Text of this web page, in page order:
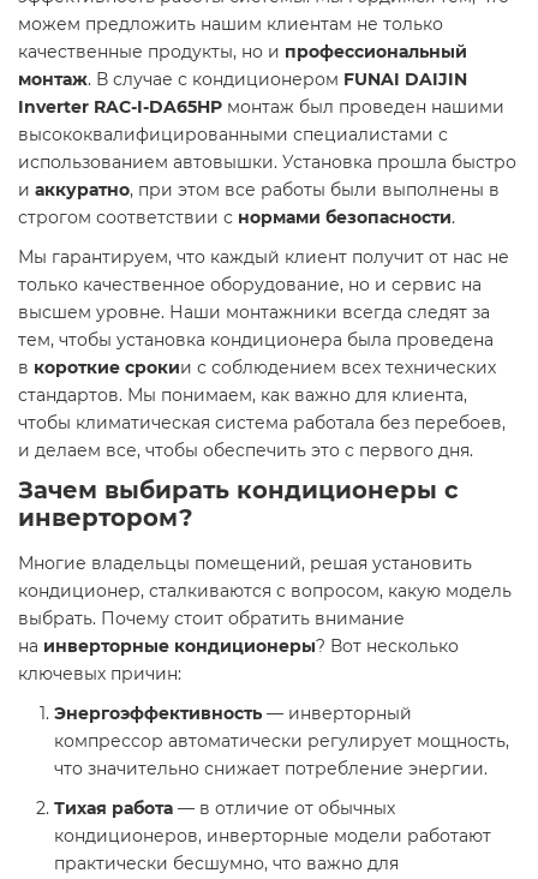
можем предложить нашим клиентам не только
качественные продукты, но и профессиональный
монтаж. В случае с кондиционером FUNAI DAIJIN
Inverter RAC-I-DA65HP монтаж был проведен нашими
высококвалифицированными специалистами с
использованием автовышки. Установка прошла быстро
и аккуратно, при этом все работы были выполнены в
строгом соответствии с нормами безопасности.
Мы гарантируем, что каждый клиент получит от нас не
только качественное оборудование, но и сервис на
высшем уровне. Наши монтажники всегда следят за
тем, чтобы установка кондиционера была проведена
в короткие срокии с соблюдением всех технических
стандартов. Мы понимаем, как важно для клиента,
чтобы климатическая система работала без перебоев,
и делаем все, чтобы обеспечить это с первого дня.
Зачем выбирать кондиционеры с
инвертором?
Многие владельцы помещений, решая установить
кондиционер, сталкиваются с вопросом, какую модель
выбрать. Почему стоит обратить внимание
на инверторные кондиционеры? Вот несколько
ключевых причин:
Энергоэффективность — инверторный
компрессор автоматически регулирует мощность,
что значительно снижает потребление энергии.
Тихая работа — в отличие от обычных
кондиционеров, инверторные модели работают
практически бесшумно, что важно для